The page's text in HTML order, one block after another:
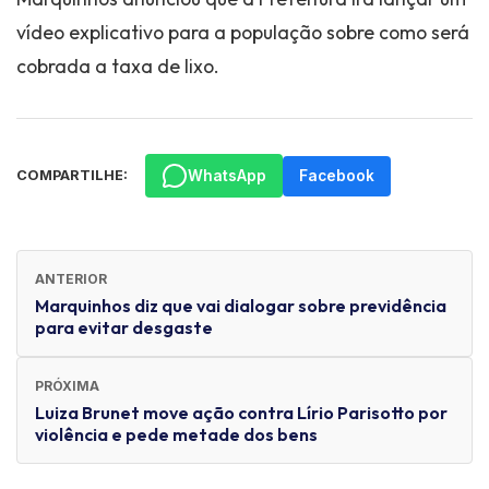
vídeo explicativo para a população sobre como será
cobrada a taxa de lixo.
COMPARTILHE: WhatsApp Facebook
ANTERIOR
Marquinhos diz que vai dialogar sobre previdência
para evitar desgaste
PRÓXIMA
Luiza Brunet move ação contra Lírio Parisotto por
violência e pede metade dos bens